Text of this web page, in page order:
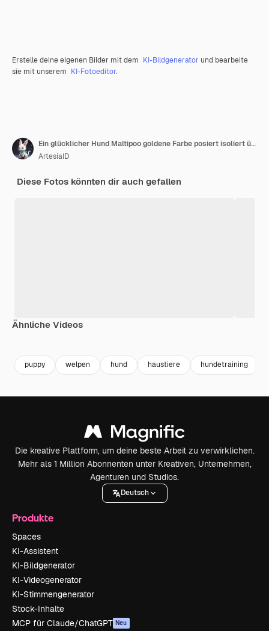
Erstelle deine eigenen Bilder mit dem KI-Bildgenerator und bearbeite
sie mit unserem KI-Fotoeditor.
Ein glücklicher Hund Maltipoo goldene Farbe posiert isoliert über weißem Hintergrund Konzept der Schönheit Rasse Haustiere Tierleben
ArtesiaID
Diese Fotos könnten dir auch gefallen
Ähnliche Videos
puppy welpen hund haustiere hundetraining
Die kreative Plattform, um deine beste Arbeit zu verwirklichen.
Mehr als 1 Million Abonnenten unter Kreativen, Unternehmen,
Agenturen und Studios.
Deutsch
Produkte
Spaces
KI-Assistent
KI-Bildgenerator
KI-Videogenerator
KI-Stimmengenerator
Stock-Inhalte
MCP für Claude/ChatGPT Neu